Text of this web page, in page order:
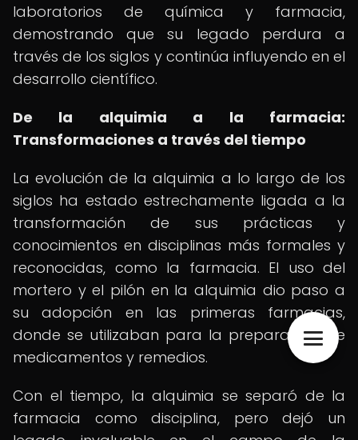
laboratorios de química y farmacia,
demostrando que su legado perdura a
través de los siglos y continúa influyendo en el
desarrollo científico.
De la alquimia a la farmacia:
Transformaciones a través del tiempo
La evolución de la alquimia a lo largo de los
siglos ha estado estrechamente ligada a la
transformación de sus prácticas y
conocimientos en disciplinas más formales y
reconocidas, como la farmacia. El uso del
mortero y el pilón en la alquimia dio paso a
su adopción en las primeras farmacias,
donde se utilizaban para la preparación de
medicamentos y remedios.
Con el tiempo, la alquimia se separó de la
farmacia como disciplina, pero dejó un